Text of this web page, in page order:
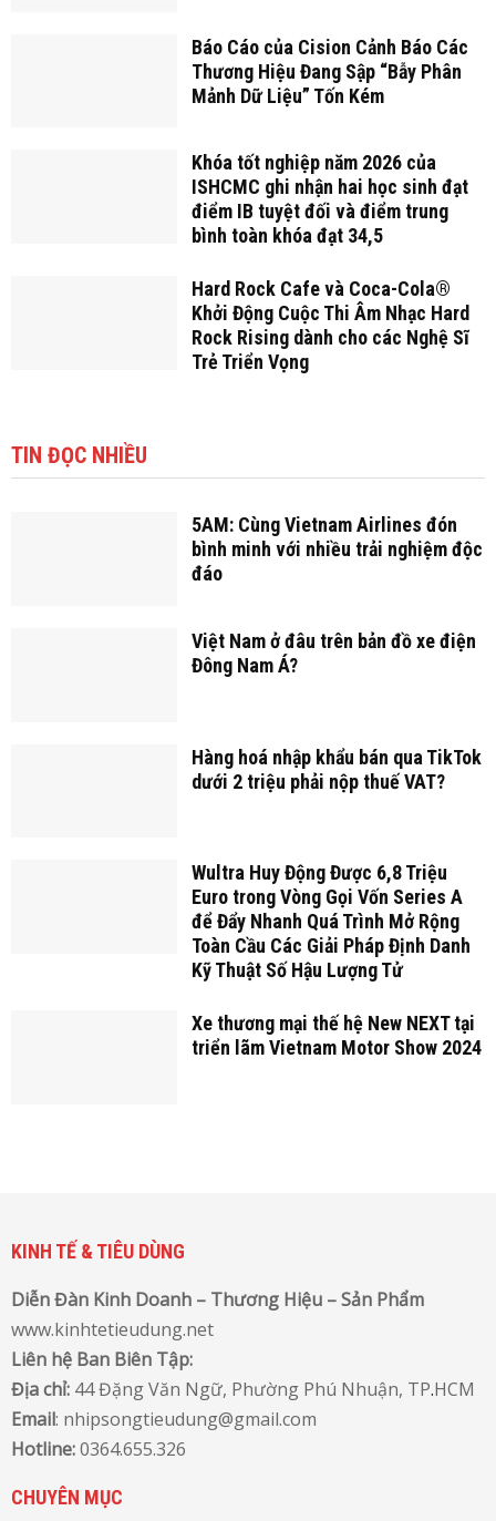
Báo Cáo của Cision Cảnh Báo Các
Thương Hiệu Đang Sập “Bẫy Phân
Mảnh Dữ Liệu” Tốn Kém
Khóa tốt nghiệp năm 2026 của
ISHCMC ghi nhận hai học sinh đạt
điểm IB tuyệt đối và điểm trung
bình toàn khóa đạt 34,5
Hard Rock Cafe và Coca-Cola®
Khởi Động Cuộc Thi Âm Nhạc Hard
Rock Rising dành cho các Nghệ Sĩ
Trẻ Triển Vọng
TIN ĐỌC NHIỀU
5AM: Cùng Vietnam Airlines đón
bình minh với nhiều trải nghiệm độc
đáo
Việt Nam ở đâu trên bản đồ xe điện
Đông Nam Á?
Hàng hoá nhập khẩu bán qua TikTok
dưới 2 triệu phải nộp thuế VAT?
Wultra Huy Động Được 6,8 Triệu
Euro trong Vòng Gọi Vốn Series A
để Đẩy Nhanh Quá Trình Mở Rộng
Toàn Cầu Các Giải Pháp Định Danh
Kỹ Thuật Số Hậu Lượng Tử
Xe thương mại thế hệ New NEXT tại
triển lãm Vietnam Motor Show 2024
KINH TẾ & TIÊU DÙNG
Diễn Đàn Kinh Doanh – Thương Hiệu – Sản Phẩm
www.kinhtetieudung.net
Liên hệ Ban Biên Tập:
Địa chỉ: 44 Đặng Văn Ngữ, Phường Phú Nhuận, TP.HCM
Email: nhipsongtieudung@gmail.com
Hotline:0364.655.326
CHUYÊN MỤC